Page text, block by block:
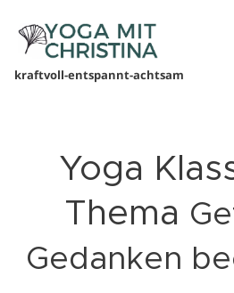
kraftvoll-entspannt-achtsam
Yoga
Thema
Gedanken